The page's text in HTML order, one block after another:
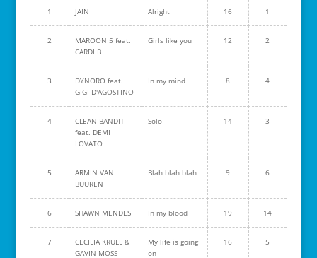
1 JAIN Alright 16 1
2
MAROON 5 feat.
CARDI B
Girls like you 12 2
3
DYNORO feat.
GIGI D'AGOSTINO
In my mind 8 4
4
CLEAN BANDIT
feat. DEMI
LOVATO
Solo 14 3
5
ARMIN VAN
BUUREN
Blah blah blah 9 6
6 SHAWN MENDES In my blood 19 14
7
CECILIA KRULL &
GAVIN MOSS
My life is going
on
16 5